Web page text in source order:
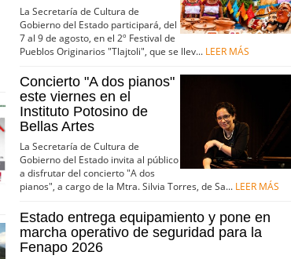
La Secretaría de Cultura de
Gobierno del Estado participará, del
7 al 9 de agosto, en el 2º Festival de
Pueblos Originarios "Tlajtoli", que se llev... LEER MÁS
Concierto "A dos pianos"
este viernes en el
Instituto Potosino de
Bellas Artes
La Secretaría de Cultura de
Gobierno del Estado invita al público
a disfrutar del concierto "A dos
pianos", a cargo de la Mtra. Silvia Torres, de Sa... LEER MÁS
Estado entrega equipamiento y pone en
marcha operativo de seguridad para la
Fenapo 2026